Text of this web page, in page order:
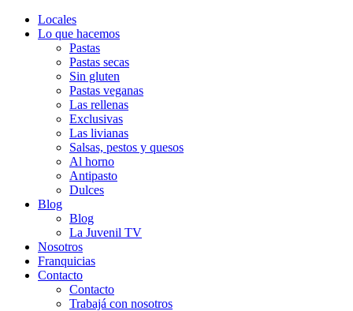
Locales
Lo que hacemos
Pastas
Pastas secas
Sin gluten
Pastas veganas
Las rellenas
Exclusivas
Las livianas
Salsas, pestos y quesos
Al horno
Antipasto
Dulces
Blog
Blog
La Juvenil TV
Nosotros
Franquicias
Contacto
Contacto
Trabajá con nosotros